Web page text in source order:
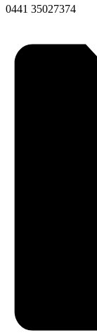
0441 35027374